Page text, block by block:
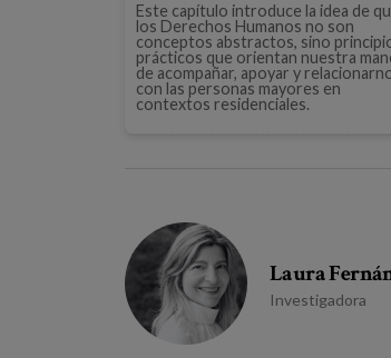
Este capítulo introduce la idea de
los Derechos Humanos no son
conceptos abstractos, sino
prácticos que orientan nuestra
de acompañar, apoyar y
con las personas mayores en
contextos residenciales.
Laura
Investigadora